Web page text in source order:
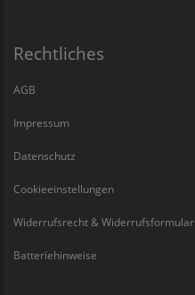
Rechtliches
AGB
Impressum
Datenschutz
Cookieeinstellungen
Widerrufsrecht & Widerrufsformular
Batteriehinweise